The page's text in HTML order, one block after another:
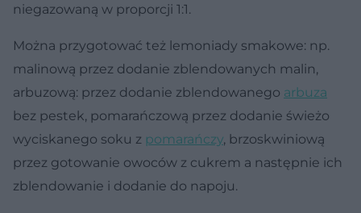
niegazowaną w proporcji 1:1.
Można przygotować też lemoniady smakowe: np.
malinową przez dodanie zblendowanych malin,
arbuzową: przez dodanie zblendowanego arbuza
bez pestek, pomarańczową przez dodanie świeżo
wyciskanego soku z pomarańczy, brzoskwiniową
przez gotowanie owoców z cukrem a następnie ich
zblendowanie i dodanie do napoju.